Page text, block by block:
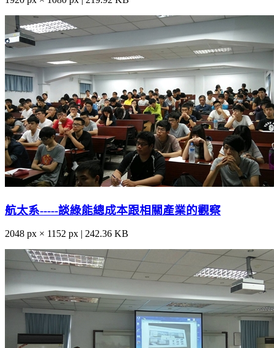
航太系-----談綠能總成本跟相關產業的觀察
2048 px × 1152 px | 242.36 KB